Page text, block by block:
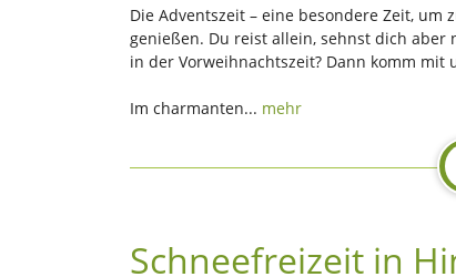
Die Adventszeit – eine besondere Zeit,
genießen. Du reist allein, sehnst dich aber
in der Vorweihnachtszeit? Dann komm mit
Im charmanten... mehr
Schneefreizeit in